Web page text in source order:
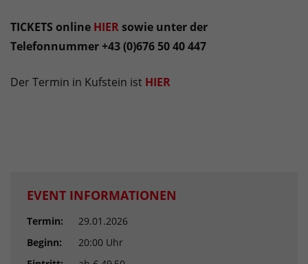
TICKETS online HIERsowie unter der
Telefonnummer +43 (0)676 50 40 447
Der Termin in Kufstein ist HIER
EVENT INFORMATIONEN
Termin:
29.01.2026
Beginn:
20:00 Uhr